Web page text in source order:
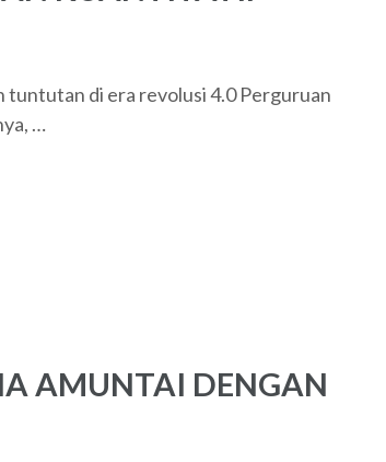
tuntutan di era revolusi 4.0 Perguruan
…
AMUNTAI DENGAN